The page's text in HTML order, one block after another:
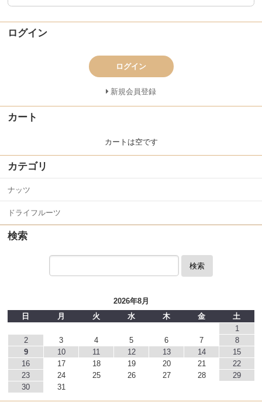
ログイン
ログイン
新規会員登録
カート
カートは空です
カテゴリ
ナッツ
ドライフルーツ
検索
検索
2026年8月
日
月 火 水 木 金
土
1
2
3 4 5 6 7
8
9
10 11 12 13 14
15
16
17 18 19 20 21
22
23
24 25 26 27 28
29
30
31